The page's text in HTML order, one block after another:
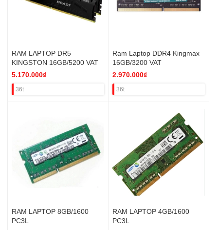
RAM LAPTOP DR5
KINGSTON 16GB/5200 VAT
5.170.000₫
36t
Ram Laptop DDR4 Kingmax
16GB/3200 VAT
2.970.000₫
36t
RAM LAPTOP 8GB/1600
PC3L
RAM LAPTOP 4GB/1600
PC3L